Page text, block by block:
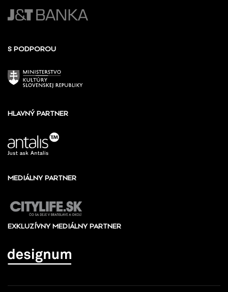
S PODPOROU
HLAVNÝ PARTNER
MEDIÁLNY PARTNER
EXKLUZÍVNY MEDIÁLNY PARTNER